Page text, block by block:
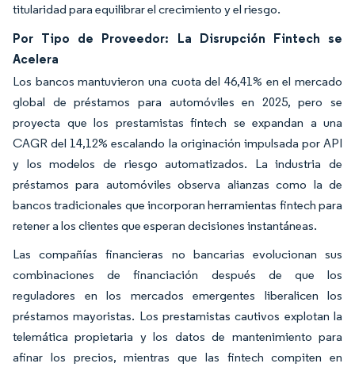
titularidad para equilibrar el crecimiento y el riesgo.
Por Tipo de Proveedor: La Disrupción Fintech se
Acelera
Los bancos mantuvieron una cuota del 46,41% en el mercado
global de préstamos para automóviles en 2025, pero se
proyecta que los prestamistas fintech se expandan a una
CAGR del 14,12% escalando la originación impulsada por API
y los modelos de riesgo automatizados. La industria de
préstamos para automóviles observa alianzas como la de
bancos tradicionales que incorporan herramientas fintech para
retener a los clientes que esperan decisiones instantáneas.
Las compañías financieras no bancarias evolucionan sus
combinaciones de financiación después de que los
reguladores en los mercados emergentes liberalicen los
préstamos mayoristas. Los prestamistas cautivos explotan la
telemática propietaria y los datos de mantenimiento para
afinar los precios, mientras que las fintech compiten en